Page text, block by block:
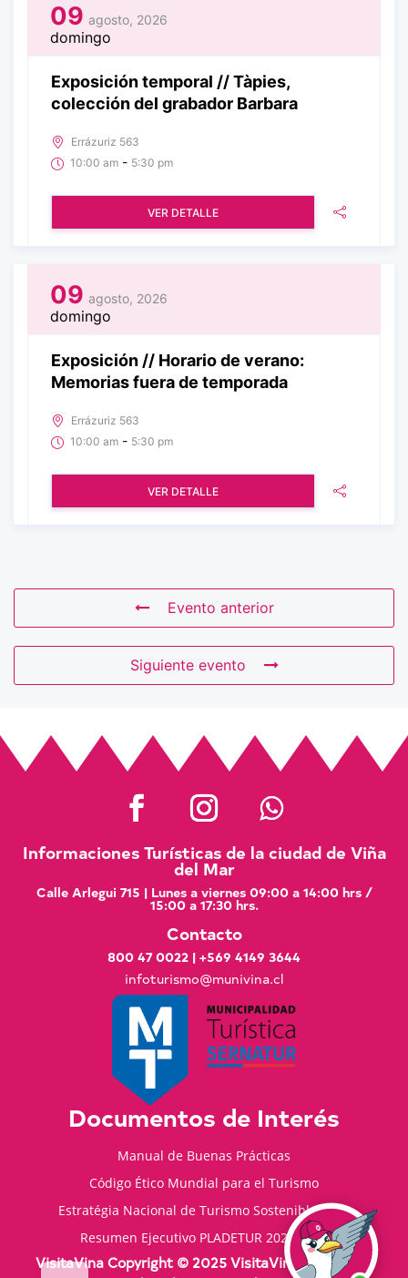
09 agosto, 2026
domingo
Exposición temporal // Tàpies,
colección del grabador Barbara
Errázuriz 563
10:00 am - 5:30 pm
VER DETALLE
09 agosto, 2026
domingo
Exposición // Horario de verano:
Memorias fuera de temporada
Errázuriz 563
10:00 am - 5:30 pm
VER DETALLE
Evento anterior
Siguiente evento
Informaciones Turísticas de la ciudad de Viña
del Mar
Calle Arlegui 715 | Lunes a viernes 09:00 a 14:00 hrs /
15:00 a 17:30 hrs.
Contacto
800 47 0022 | +569 4149 3644
infoturismo@munivina.cl
Documentos de Interés
Manual de Buenas Prácticas
Código Ético Mundial para el Turismo
Estratégia Nacional de Turismo Sostenible 2035
Resumen Ejecutivo PLADETUR 2025-2023
VisitaVina Copyright © 2025 VisitaVina - Todos los